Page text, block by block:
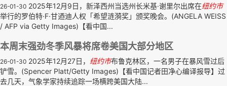
26-01-30 2025年12月9日，新泽西州当选州长米基·谢里尔出席在纽约市
举行的罗伯特·F·甘迺迪人权「希望涟漪奖」颁奖晚会。(ANGELA WEISS
/ AFP via Getty Images)【看中国...
本周末强劲冬季风暴将席卷美国大部分地区
26-01-30 2025年12月27日， 纽约市布鲁克林区，一名男子在暴风雪过后
铲雪。(Spencer Platt/Getty Images)【看中国记者田净心编译报导】过
去几天，气象学家持续追踪一场横跨美国大陆...